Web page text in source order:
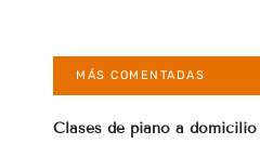
MÁS COMENTADAS
Clases de piano a